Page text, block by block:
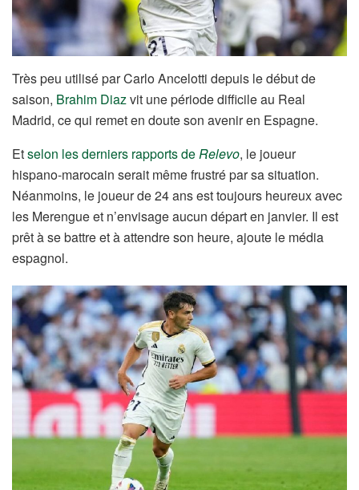
Très peu utilisé par Carlo Ancelotti depuis le début de
saison, Brahim Diazvit une période difficile au Real
Madrid, ce qui remet en doute son avenir en Espagne.
Etselon les derniers rapports deRelevo, le joueur
hispano-marocain serait même frustré par sa situation.
Néanmoins, le joueur de 24 ans est toujours heureux avec
les Merengue et n’envisage aucun départ en janvier. Il est
prêt à se battre et à attendre son heure, ajoute le média
espagnol.